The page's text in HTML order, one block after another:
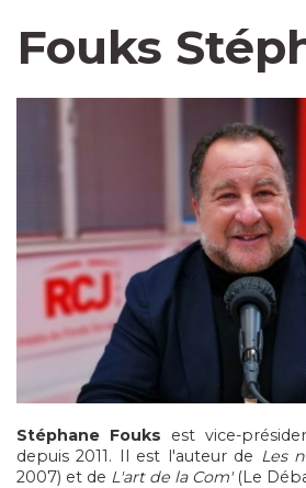
Fouks
Stéphane Fouks est vice-
depuis 2011. Il est l'auteur de Les
2007) et de L'art de la Com' (Le